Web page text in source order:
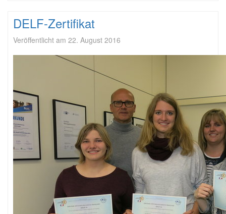
DELF-Zertifikat
Veröffentlicht am 22. August 2016